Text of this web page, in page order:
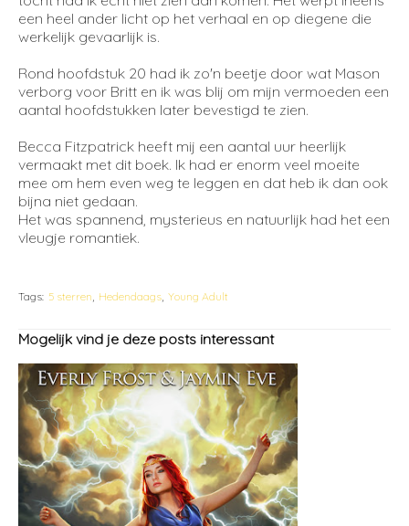
een heel ander licht op het verhaal en op diegene die
werkelijk gevaarlijk is.
Rond hoofdstuk 20 had ik zo'n beetje door wat Mason
verborg voor Britt en ik was blij om mijn vermoeden een
aantal hoofdstukken later bevestigd te zien.
Becca Fitzpatrick heeft mij een aantal uur heerlijk
vermaakt met dit boek. Ik had er enorm veel moeite
mee om hem even weg te leggen en dat heb ik dan ook
bijna niet gedaan.
Het was spannend, mysterieus en natuurlijk had het een
vleugje romantiek.
Tags: 5 sterren Hedendaags Young Adult
Mogelijk vind je deze posts interessant